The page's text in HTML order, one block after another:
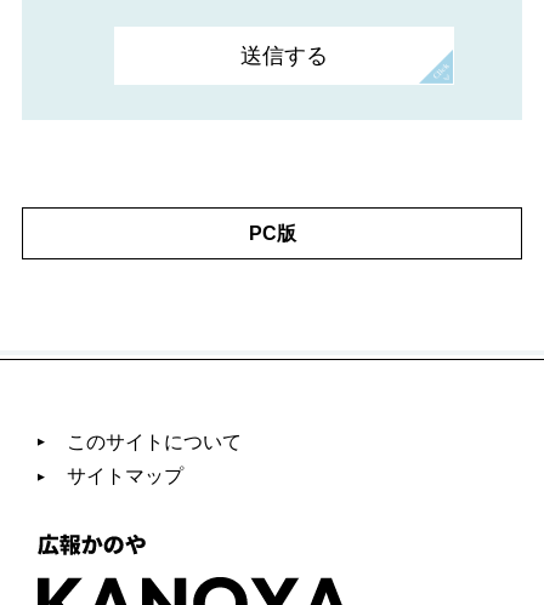
PC版
このサイトについて
サイトマップ